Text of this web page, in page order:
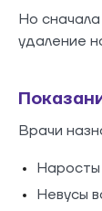
Но сначала
удаление
Врачи
Наросты
Невусы